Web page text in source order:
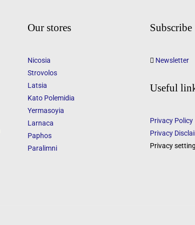
Our stores
Nicosia
Strovolos
Latsia
Kato Polemidia
Yermasoyia
Larnaca
Paphos
Paralimni
Subscribe
Newsletter
Useful
Privacy Policy
Privacy
Privacy